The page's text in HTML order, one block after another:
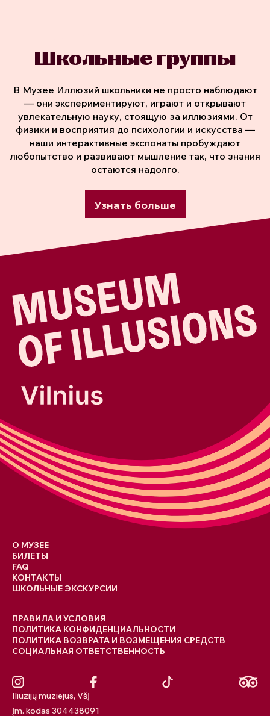
Школьные группы
В Музее Иллюзий школьники не просто наблюдают
— они экспериментируют, играют и открывают
увлекательную науку, стоящую за иллюзиями. От
физики и восприятия до психологии и искусства —
наши интерактивные экспонаты пробуждают
любопытство и развивают мышление так, что знания
остаются надолго.
Узнать больше
О МУЗЕЕ
БИЛЕТЫ
FAQ
КОНТАКТЫ
ШКОЛЬНЫЕ ЭКСКУРСИИ
ПРАВИЛА И УСЛОВИЯ
ПОЛИТИКА КОНФИДЕНЦИАЛЬНОСТИ
ПОЛИТИКА ВОЗВРАТА И ВОЗМЕЩЕНИЯ СРЕДСТВ
СОЦИАЛЬНАЯ ОТВЕТСТВЕННОСТЬ
Iliuzijų muziejus, VšĮ
Įm. kodas 304438091